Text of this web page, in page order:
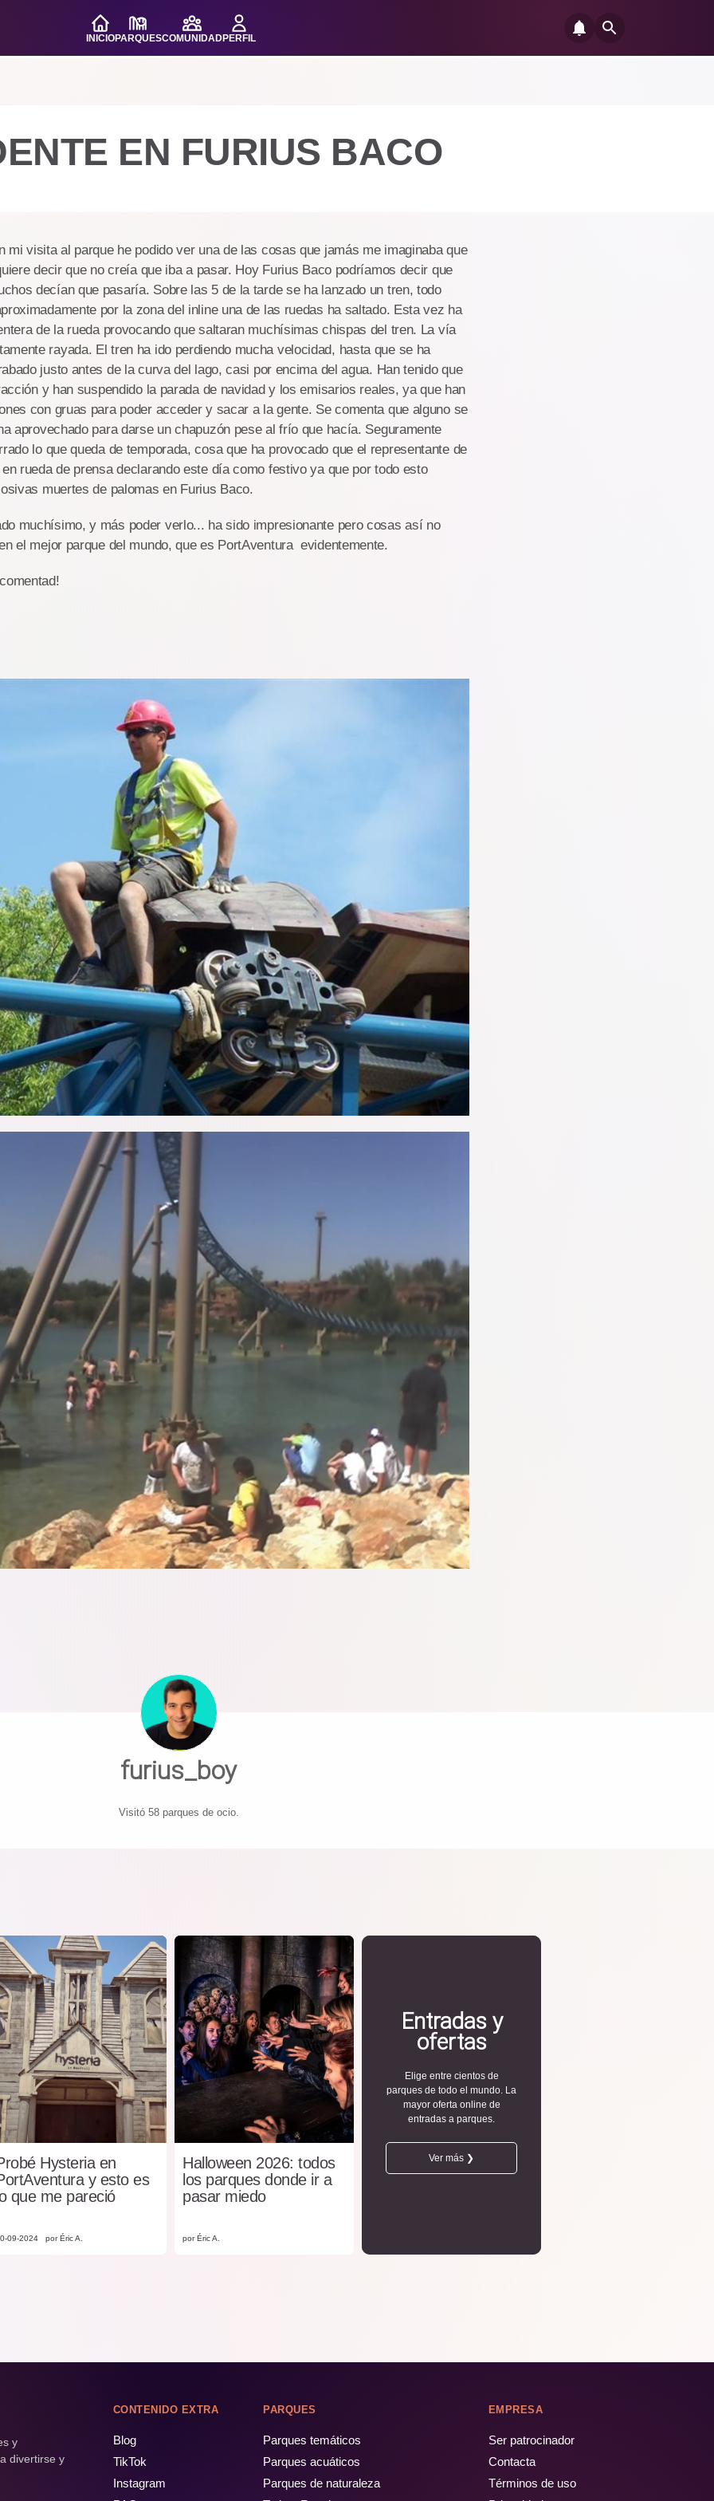
INICIOPARQUESCOMUNIDADPERFIL
EN FURIUS BACO
mi visita al parque he podido ver una de las cosas que jamás me imaginaba que
decir que no creía que iba a pasar. Hoy Furius Baco podríamos decir que
decían que pasaría. Sobre las 5 de la tarde se ha lanzado un tren, todo
por la zona del inline una de las ruedas ha saltado. Esta vez ha
de la rueda provocando que saltaran muchísimas chispas del tren. La vía
rayada. El tren ha ido perdiendo mucha velocidad, hasta que se ha
justo antes de la curva del lago, casi por encima del agua. Han tenido que
y han suspendido la parada de navidad y los emisarios reales, ya que han
con gruas para poder acceder y sacar a la gente. Se comenta que alguno se
aprovechado para darse un chapuzón pese al frío que hacía. Seguramente
lo que queda de temporada, cosa que ha provocado que el representante de
rueda de prensa declarando este día como festivo ya que por todo esto
muertes de palomas en Furius Baco.
muchísimo, y más poder verlo... ha sido impresionante pero cosas así no
el mejor parque del mundo, que es PortAventura evidentemente.
furius_boy
Visitó 58 parques de ocio.
Hysteria en
y esto es
que me pareció
09-2024 por Éric A.
Halloween 2026: todos
los parques donde ir a
pasar miedo
por Éric A.
Entradas y
ofertas
Elige entre cientos de
parques de todo el mundo. La
mayor oferta online de
entradas a parques.
Ver más ❯
y
divertirse y
CONTENIDO EXTRA
Blog
TikTok
Instagram
PARQUES
Parques temáticos
Parques acuáticos
Parques de naturaleza
EMPRESA
Ser patrocinador
Contacta
Términos de uso